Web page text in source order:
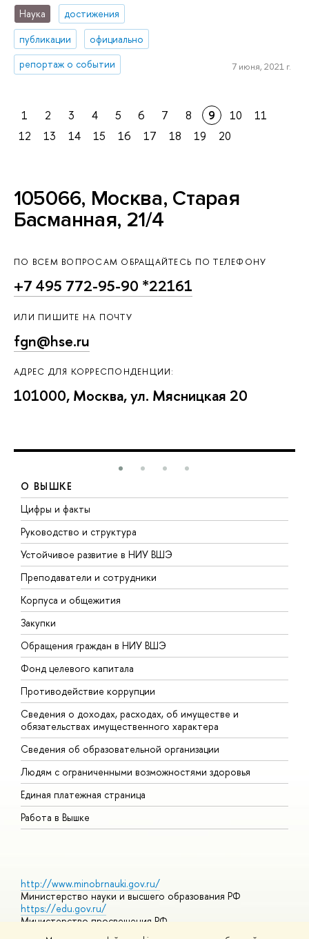
Наука
достижения
публикации
официально
репортаж о событии
7 июня, 2021 г.
1 2 3 4 5 6 7 8 9 10
11
12
13 14 15 16 17 18 19 20
105066, Москва, Старая
Басманная, 21/4
ПО ВСЕМ ВОПРОСАМ ОБРАЩАЙТЕСЬ ПО ТЕЛЕФОНУ
+7 495 772-95-90 *22161
ИЛИ ПИШИТЕ НА ПОЧТУ
fgn@hse.ru
АДРЕС ДЛЯ КОРРЕСПОНДЕНЦИИ:
101000, Москва, ул. Мясницкая 20
О ВЫШКЕ
Цифры и факты
Руководство и структура
Устойчивое развитие в НИУ ВШЭ
Преподаватели и сотрудники
Корпуса и общежития
Закупки
Обращения граждан в НИУ ВШЭ
Фонд целевого капитала
Противодействие коррупции
Сведения о доходах, расходах, об имуществе и
обязательствах имущественного характера
Сведения об образовательной организации
Людям с ограниченными возможностями здоровья
Единая платежная страница
Работа в Вышке
http://www.minobrnauki.gov.ru/
Министерство науки и высшего образования РФ
https://edu.gov.ru/
Министерство просвещения РФ